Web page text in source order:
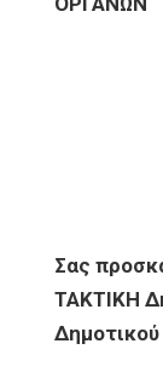
Σας
ΤΑΚΤΙΚΗ
Δημοτικού